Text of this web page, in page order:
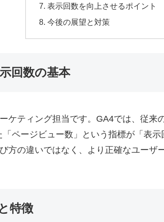
表示回数を向上させるポイント
今後の展望と対策
回数の基本
ケティング担当です。GA4では、従来
「ページビュー数」という指標が「表
方の違いではなく、より正確なユーザ
特徴